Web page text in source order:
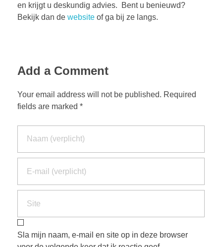
en krijgt u deskundig advies. Bent u benieuwd?
Bekijk dan de website of ga bij ze langs.
Add a Comment
Your email address will not be published. Required
fields are marked *
Sla mijn naam, e-mail en site op in deze browser